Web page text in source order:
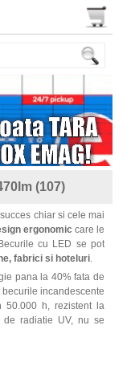
(107)
chiar si cele mai
ergonomic care le
cu LED se pot
fabrici si hoteluri.
pana la 40% fata de
incandescente
50.000 h, rezistent la
de radiatie UV, nu se